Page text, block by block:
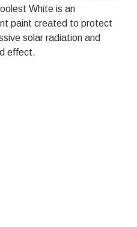
White is an
paint created to protect
solar radiation and
effect.